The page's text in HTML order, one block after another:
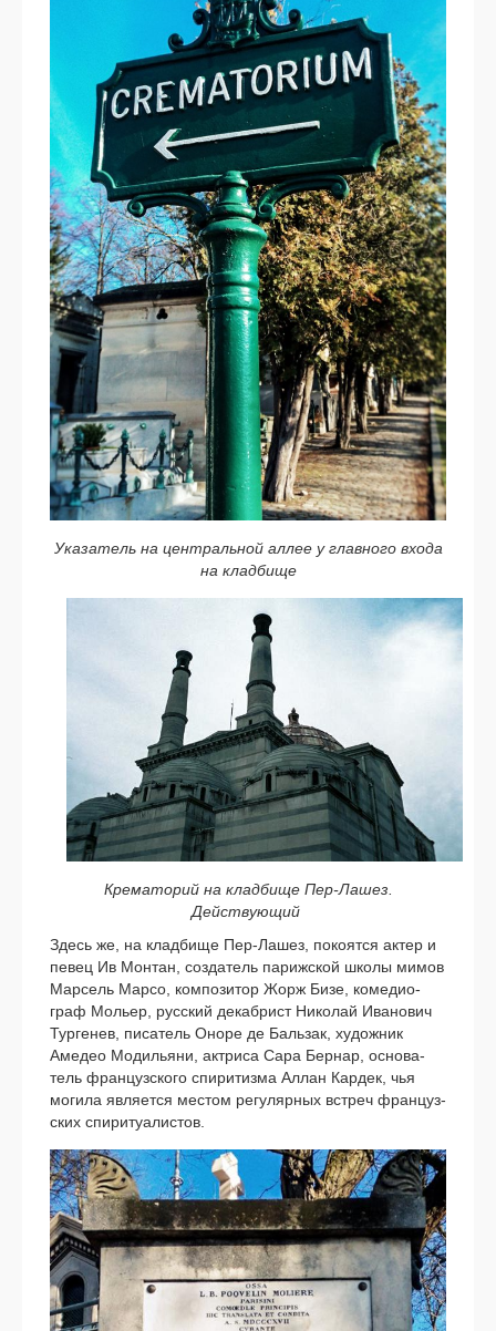
Указатель на цен­траль­ной аллее у глав­но­го вхо­да
на клад­би­ще
Крематорий на клад­би­ще Пер-Лашез.
Действующий
Здесь же, на клад­би­ще Пер-Лашез, поко­ят­ся актер и
певец Ив Монтан, созда­тель париж­ской шко­лы мимов
Марсель Марсо, ком­по­зи­тор Жорж Бизе, коме­дио­
граф Мольер, рус­ский декаб­рист Николай Иванович
Тургенев, писа­тель Оноре де Бальзак, худож­ник
Амедео Модильяни, актри­са Сара Бернар, осно­ва­
тель фран­цуз­ско­го спи­ри­тиз­ма Аллан Кардек, чья
моги­ла явля­ет­ся местом регу­ляр­ных встреч фран­цуз­
ских спи­ри­ту­а­ли­стов.